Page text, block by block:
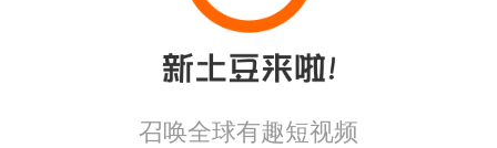
召唤全球有趣短视频